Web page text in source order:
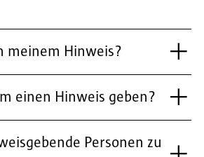
meinem Hinweis?
einen Hinweis geben?
Personen zu